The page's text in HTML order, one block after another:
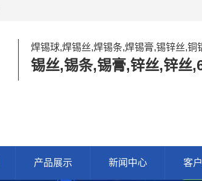
焊锡球,焊锡丝,焊锡条,焊锡膏,锡锌丝,
锡丝,锡条,锡膏,锌丝,锌丝
产品展示 新闻中心 客